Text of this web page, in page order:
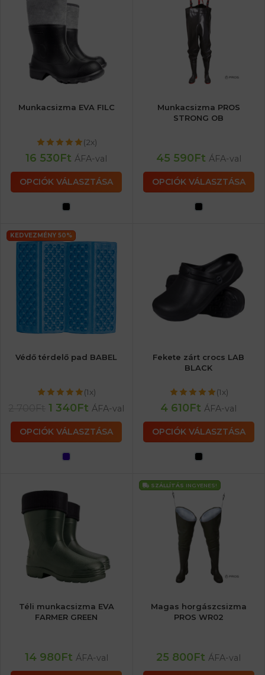
Munkacsizma EVA FILC
(2x)
16 530Ft ÁFA-val
OPCIÓK VÁLASZTÁSA
Munkacsizma PROS
STRONG OB
45 590Ft ÁFA-val
OPCIÓK VÁLASZTÁSA
KEDVEZMÉNY 50%
Védő térdelő pad BABEL
(1x)
1 340Ft ÁFA-val
OPCIÓK VÁLASZTÁSA
Fekete zárt crocs LAB
BLACK
(1x)
4 610Ft ÁFA-val
OPCIÓK VÁLASZTÁSA
Téli munkacsizma EVA
FARMER GREEN
14 980Ft ÁFA-val
SZÁLLÍTÁS INGYENES!
Magas horgászcsizma
PROS WR02
25 800Ft ÁFA-val